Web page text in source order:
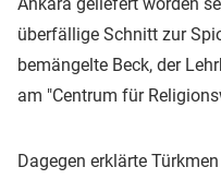
überfällige Schnitt zur
bemängelte Beck, der
am "Centrum für
Dagegen erklärte